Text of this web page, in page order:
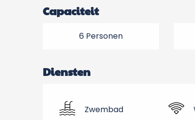
Capaciteit
6 Personen
Diensten
Zwembad